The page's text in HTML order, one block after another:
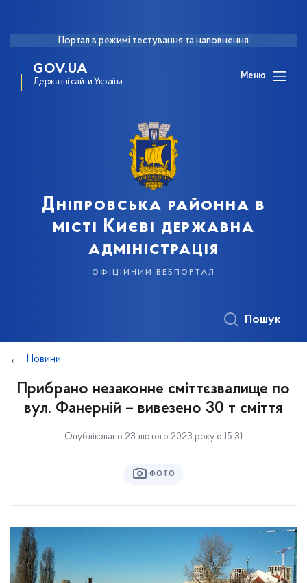
Портал в режимі тестування та наповнення
GOV.UA
Державні сайти України
Меню
Дніпровська районна в
місті Києві державна
адміністрація
офіційний вебпортал
Пошук
Новини
Прибрано незаконне сміттєзвалище по
вул. Фанерній – вивезено 30 т сміття
Опубліковано 23 лютого 2023 року о 15:31
ФОТО